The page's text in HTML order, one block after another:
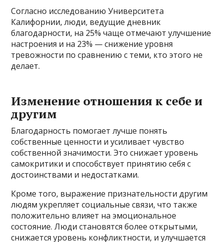
Согласно исследованию Университета
Калифорнии, люди, ведущие дневник
благодарности, на 25% чаще отмечают улучшение
настроения и на 23% — снижение уровня
тревожности по сравнению с теми, кто этого не
делает.
Изменение отношения к себе и
другим
Благодарность помогает лучше понять
собственные ценности и усиливает чувство
собственной значимости. Это снижает уровень
самокритики и способствует принятию себя с
достоинствами и недостатками.
Кроме того, выражение признательности другим
людям укрепляет социальные связи, что также
положительно влияет на эмоциональное
состояние. Люди становятся более открытыми,
снижается уровень конфликтности, и улучшается